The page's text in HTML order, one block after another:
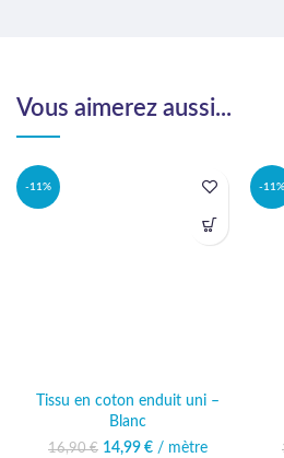
Vous aimerez aussi...
-11%
Tissu en coton enduit uni –
Blanc
16,90€
Le prix initial était :
14,99 €
Le prix
/ mètre
-11%